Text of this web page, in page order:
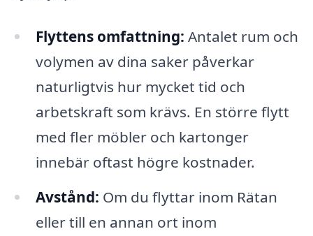
Flyttens omfattning: Antalet rum och
volymen av dina saker påverkar
naturligtvis hur mycket tid och
arbetskraft som krävs. En större flytt
med fler möbler och kartonger
innebär oftast högre kostnader.
Avstånd: Om du flyttar inom Rätan
eller till en annan ort inom